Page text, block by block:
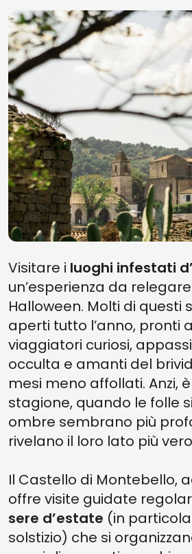
Visitare i luoghi infestati
un’esperienza da
Halloween. Molti di questi
aperti tutto l’anno, pronti
viaggiatori curiosi,
occulta e amanti del
mesi meno affollati. Anzi,
stagione, quando le folle
ombre sembrano più
rivelano il loro lato più
Il Castello di Montebello,
offre visite guidate
sere d’estate (in
solstizio) che si